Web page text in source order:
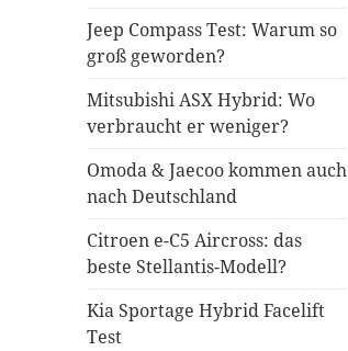
Jeep Compass Test: Warum so
groß geworden?
Mitsubishi ASX Hybrid: Wo
verbraucht er weniger?
Omoda & Jaecoo kommen auch
nach Deutschland
Citroen e-C5 Aircross: das
beste Stellantis-Modell?
Kia Sportage Hybrid Facelift
Test